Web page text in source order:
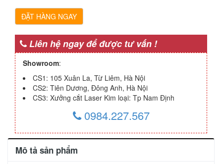
ĐẶT HÀNG NGAY
Liên hệ ngay để được tư vấn !
Showroom:
CS1: 105 Xuân La, Từ Liêm, Hà Nội
CS2: Tiên Dương, Đông Anh, Hà Nội
CS3: Xưởng cắt Laser Kim loại: Tp Nam Định
0984.227.567
Mô tả sản phẩm